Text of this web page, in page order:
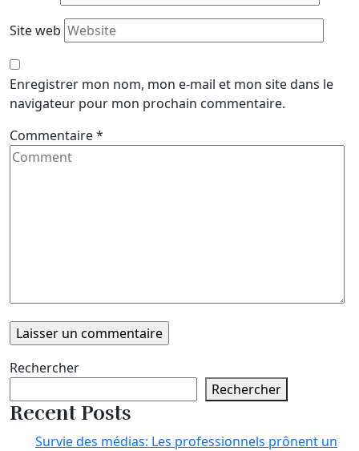
Site web
Enregistrer mon nom, mon e-mail et mon site dans le
navigateur pour mon prochain commentaire.
Commentaire*
Rechercher
Rechercher
Recent Posts
Survie des médias: Les professionnels prônent un